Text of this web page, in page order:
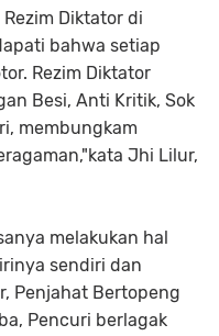
Diktator di
bahwa setiap
Rezim Diktator
Besi, Anti Kritik, Sok
membungkam
Jhi Lilur,
melakukan hal
sendiri dan
Penjahat Bertopeng
Pencuri berlagak